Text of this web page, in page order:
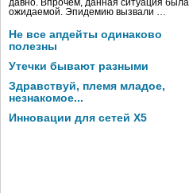
давно. Впрочем, данная ситуация была
ожидаемой. Эпидемию вызвали …
Не все апдейты одинаково
полезны
Утечки бывают разными
Здравствуй, племя младое,
незнакомое...
Инновации для сетей X5